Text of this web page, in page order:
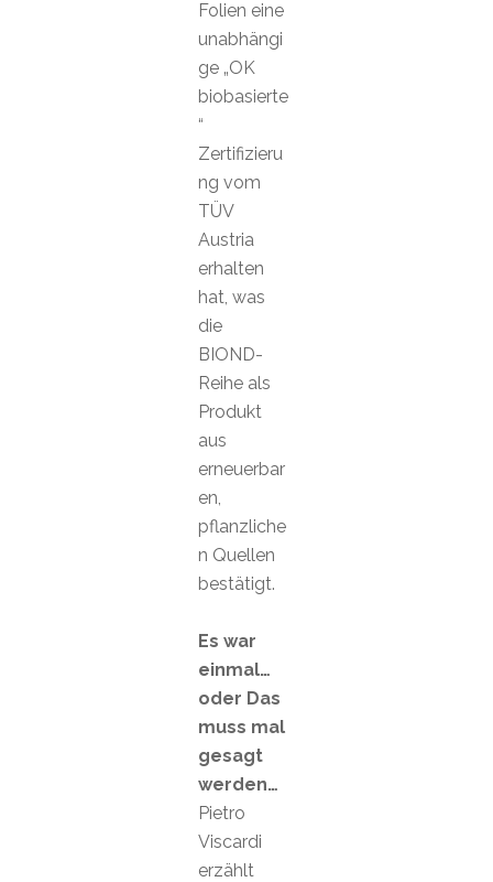
Folien eine
unabhängi
ge „OK
biobasierte
“
Zertifizieru
ng vom
TÜV
Austria
erhalten
hat, was
die
BIOND-
Reihe als
Produkt
aus
erneuerbar
en,
pflanzliche
n Quellen
bestätigt.
Es war
einmal…
oder Das
muss mal
gesagt
werden…
Pietro
Viscardi
erzählt